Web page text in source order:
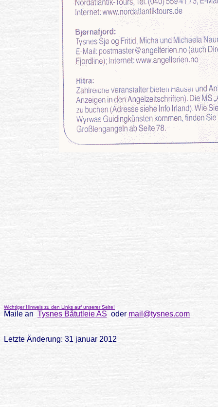
Wichtiger Hinweis zu den Links auf unserer Seite!
Maile an Tysnes Båtutleie AS oder mail@tysnes.com
Letzte Änderung: 31 januar 2012